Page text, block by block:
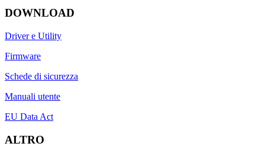
DOWNLOAD
Driver e Utility
Firmware
Schede di sicurezza
Manuali utente
EU Data Act
ALTRO